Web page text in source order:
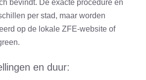
bevindt. De exacte procedure en
per stad, maar worden
op de lokale ZFE-website of
en duur: